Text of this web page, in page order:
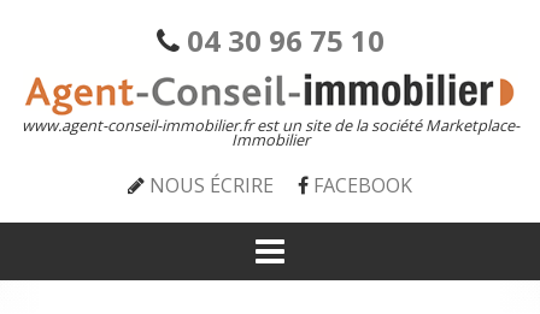
04 30 96 75 10
www.agent-conseil-immobilier.fr est un site de la société Marketplace-
Immobilier
NOUS ÉCRIRE FACEBOOK